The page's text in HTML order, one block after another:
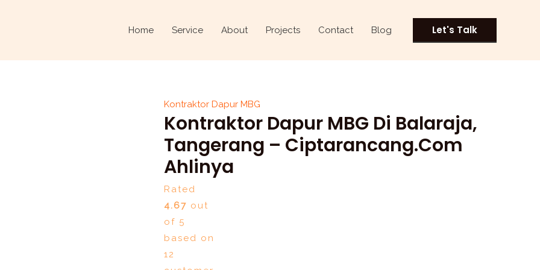
Home Service About Projects Contact Blog Let's Talk
Kontraktor Dapur MBG
Kontraktor Dapur MBG Di Balaraja,
Tangerang – Ciptarancang.com
Ahlinya
Rated
4.67 out
of 5
based on
12
–
Ciptarancang.com
Ahlinya
quantity